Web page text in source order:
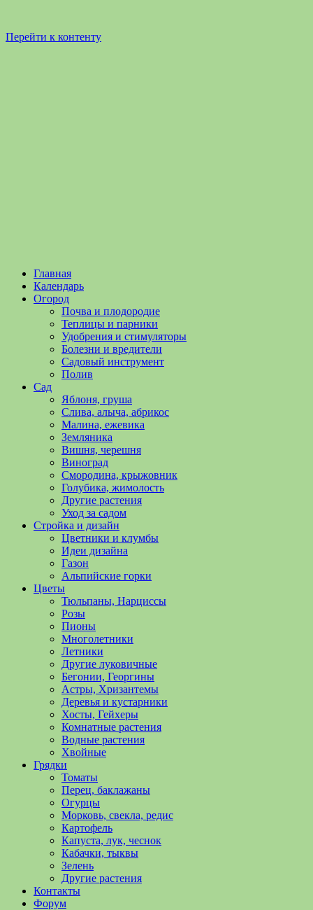
Перейти к контенту
Садоводство
Огородничество
Садоводство
огородничество
полезные
уходу
овощами,
растениями
Поможем
обустройстве
выращивании
Главная
Календарь
Огород
Почва и плодородие
Теплицы и парники
Удобрения и стимуляторы
Болезни и вредители
Садовый инструмент
Полив
Сад
Яблоня, груша
Слива, алыча, абрикос
Малина, ежевика
Земляника
Вишня, черешня
Виноград
Смородина, крыжовник
Голубика, жимолость
Другие растения
Уход за садом
Стройка и дизайн
Цветники и клумбы
Идеи дизайна
Газон
Альпийские горки
Цветы
Тюльпаны, Нарциссы
Розы
Пионы
Многолетники
Летники
Другие луковичные
Бегонии, Георгины
Астры, Хризантемы
Деревья и кустарники
Хосты, Гейхеры
Комнатные растения
Водные растения
Хвойные
Грядки
Томаты
Перец, баклажаны
Огурцы
Морковь, свекла, редис
Картофель
Капуста, лук, чеснок
Кабачки, тыквы
Зелень
Другие растения
Контакты
Форум